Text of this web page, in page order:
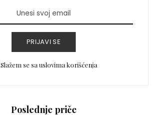
PRIJAVI SE
Slažem se sa uslovima korišćenja
Poslednje priče